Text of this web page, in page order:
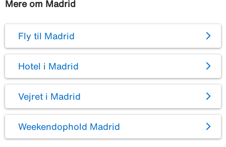
Mere om Madrid
Fly til Madrid
Hotel i Madrid
Vejret i Madrid
Weekendophold Madrid